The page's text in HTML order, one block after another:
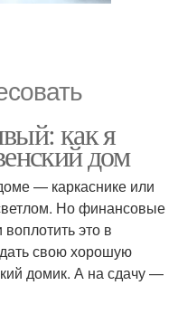
как я
дом
— каркаснике или
Но финансовые
это в
свою хорошую
домик. А на сдачу —